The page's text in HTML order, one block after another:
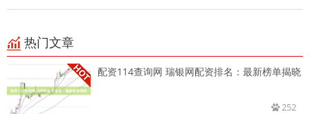
热门文章
配资114查询网 瑞银网配资排名：最新榜单揭晓
252